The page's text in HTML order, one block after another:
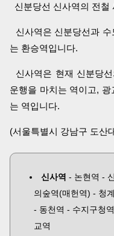
신분당선 신사역의 전철
신사역은 신분당선과
는 환승역입니다.
신사역은 현재 신분당
운행을 마치는 역이고,
는 역입니다.
(서울특별시 강남구 도산
신사역 - 논현역 -
의숲역(매헌역) - 청
- 동천역 - 수지구청
교역